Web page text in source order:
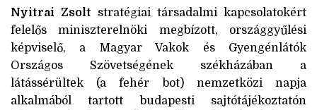
Nyitrai Zsolt stratégiai társadalmi kapcsolatokért
felelős miniszterelnöki megbízott, országgyűlési
képviselő, a Magyar Vakok és Gyengénlátók
Országos Szövetségének székházában a
látássérültek (a fehér bot) nemzetközi napja
alkalmából tartott budapesti sajtótájékoztatón